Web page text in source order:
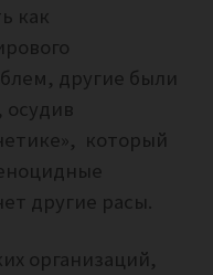
как
другие были
который
другие расы.
организаций,